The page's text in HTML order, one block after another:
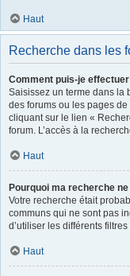
Haut
Recherche dans les
Comment puis-je
Saisissez un terme dans la
des forums ou les pages
cliquant sur le lien «
forum. L’accès à la
Haut
Pourquoi ma recherche
Votre recherche était
communs qui ne sont pas
d’utiliser les différents
Haut